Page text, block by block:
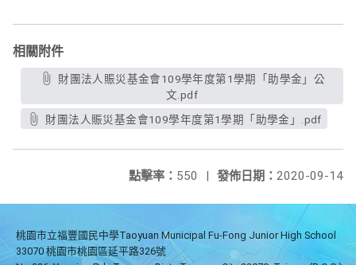
相關附件
文.pdf
財團法人賑災基金會109學年度第1學期「助學金」.pdf
發佈日期： 2020-09-14
點擊率： 550 |
桃園市立福豐國民中學Taoyuan Municipal Fu-Fong Junior High School
33070 桃園市桃園區延平路326號